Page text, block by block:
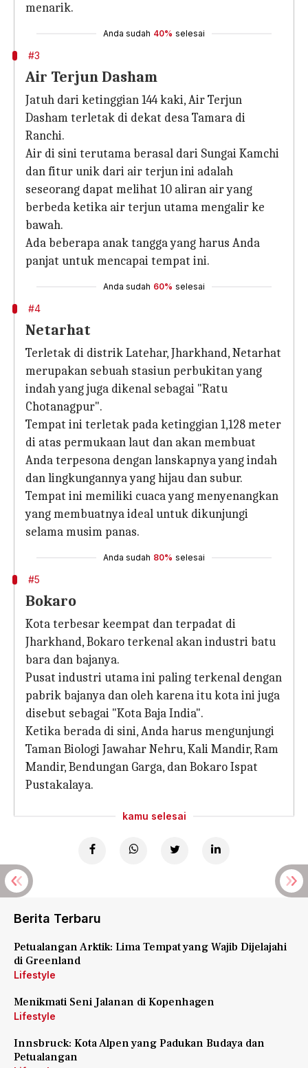
menarik.
Anda sudah 40% selesai
#3
Air Terjun Dasham
Jatuh dari ketinggian 144 kaki, Air Terjun
Dasham terletak di dekat desa Tamara di
Ranchi.
Air di sini terutama berasal dari Sungai Kamchi
dan fitur unik dari air terjun ini adalah
seseorang dapat melihat 10 aliran air yang
berbeda ketika air terjun utama mengalir ke
bawah.
Ada beberapa anak tangga yang harus Anda
panjat untuk mencapai tempat ini.
Anda sudah 60% selesai
#4
Netarhat
Terletak di distrik Latehar, Jharkhand, Netarhat
merupakan sebuah stasiun perbukitan yang
indah yang juga dikenal sebagai "Ratu
Chotanagpur".
Tempat ini terletak pada ketinggian 1,128 meter
di atas permukaan laut dan akan membuat
Anda terpesona dengan lanskapnya yang indah
dan lingkungannya yang hijau dan subur.
Tempat ini memiliki cuaca yang menyenangkan
yang membuatnya ideal untuk dikunjungi
selama musim panas.
Anda sudah 80% selesai
#5
Bokaro
Kota terbesar keempat dan terpadat di
Jharkhand, Bokaro terkenal akan industri batu
bara dan bajanya.
Pusat industri utama ini paling terkenal dengan
pabrik bajanya dan oleh karena itu kota ini juga
disebut sebagai "Kota Baja India".
Ketika berada di sini, Anda harus mengunjungi
Taman Biologi Jawahar Nehru, Kali Mandir, Ram
Mandir, Bendungan Garga, dan Bokaro Ispat
Pustakalaya.
kamu selesai
Berita Terbaru
Petualangan Arktik: Lima Tempat yang Wajib Dijelajahi
di Greenland
Lifestyle
Menikmati Seni Jalanan di Kopenhagen
Lifestyle
Innsbruck: Kota Alpen yang Padukan Budaya dan
Petualangan